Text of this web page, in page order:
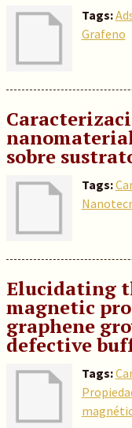
Tags:
Grafeno
sobre
Tags:
Elucidating
magnetic
graphene
defective
Tags: